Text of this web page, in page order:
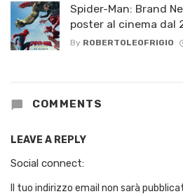
Spider-Man: Brand
poster al cinema dal
By ROBERTOLEOFRIGIO
COMMENTS
LEAVE A REPLY
Social connect:
Il tuo indirizzo email non sarà